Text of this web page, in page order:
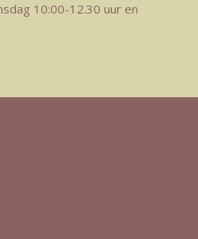
10:00-12.30 uur en